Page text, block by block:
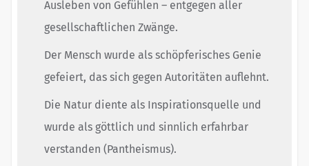
Ausleben von Gefühlen – entgegen aller
gesellschaftlichen Zwänge.
Der Mensch wurde als schöpferisches Genie
gefeiert, das sich gegen Autoritäten auflehnt.
Die Natur diente als Inspirationsquelle und
wurde als göttlich und sinnlich erfahrbar
verstanden (Pantheismus).